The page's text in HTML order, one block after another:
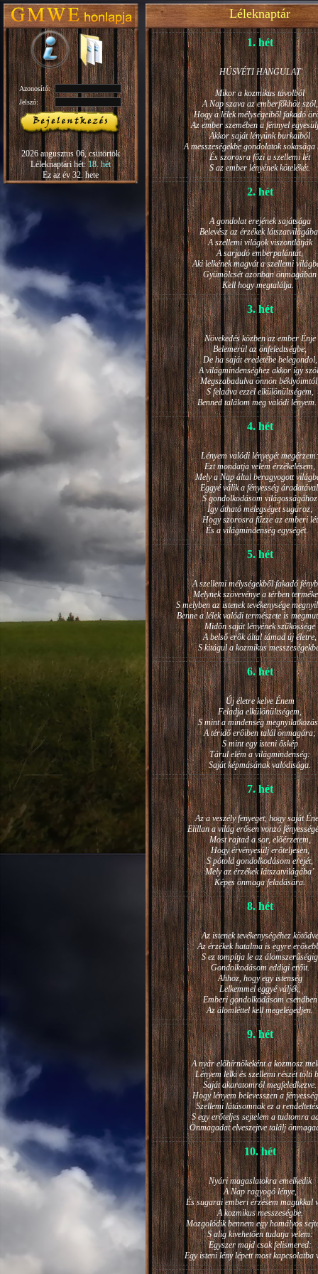
Azonosító:
Jelszó:
2026 augusztus 06, csütörtök
Léleknaptári hét:18. hét
Ez az év 32. hete
Léleknaptár
1. hét
HÚSVÉTI HANGULAT
Mikor a kozmikus távolból
A Nap szava az emberfőkhöz szól,
Hogy a lélek mélységeiből fakadó
Az ember szemében a fénnyel
Akkor saját lényünk burkaiból
A messzeségekbe gondolatok sokasága
És szorosra főzi a szellemi lét
S az ember lényének kötelékét.
2. hét
A gondolat erejének sajátsága
Belevész az érzékek
A szellemi világok viszontlátják
A sarjadó emberpalántát,
Aki lelkének magvát a szellemi
Gyümölcsét azonban önmagában
Kell hogy megtalálja.
3. hét
Növekedés közben az ember Énje
Belemerül az önfeledtségbe,
De ha saját eredetébe belegondol,
A világmindenséghez akkor így
Megszabadulva önnön
S feladva ezzel elkülönültségem,
Benned találom meg valódi
4. hét
Lényem valódi lényegét megérzem:
Ezt mondatja velem érzékelésem,
Mely a Nap által beragyogott
Eggyé válik a fényesség
S gondolkodásom világosságához
Így átható melegséget sugároz,
Hogy szorosra fűzze az emberi lét
És a világmindenség egységét.
5. hét
A szellemi mélységekből fakadó
Melynek szövevénye a térben
S melyben az istenek tevékenysége
Benne a lélek valódi természete is
Midőn saját lényének szűkössége
A belső erők által támad új életre,
S kitágul a kozmikus
6. hét
Új életre kelve Énem
Feladja elkülönültségem,
S mint a mindenség
A téridő erőiben talál önmagára;
S mint egy isteni őskép
Tárul elém a világmindenség:
Saját képmásának valódisága.
7. hét
Az a veszély fenyeget, hogy saját
Elillan a világ erősen vonzó
Most rajtad a sor, előérzetem,
Hogy érvényesülj erőteljesen,
S pótold gondolkodásom erejét,
Mely az érzékek látszatvilágába’
Képes önmaga feladására.
8. hét
Az istenek tevékenységéhez kötődve
Az érzékek hatalma is egyre
S ez tompítja le az álomszerűségig
Gondolkodásom eddigi erőit.
Ahhoz, hogy egy istenség
Lelkemmel eggyé váljék,
Emberi gondolkodásom csendben
Az álomléttel kell megelégedjen.
9. hét
A nyár előhírnökeként a kozmosz
Lényem lelki és szellemi részét tölti
Saját akaratomról megfeledkezve.
Hogy lényem belevesszen a
Szellemi látásomnak ez a
S egy erőteljes sejtelem a tudtomra
Önmagadat elveszejtve találj
10. hét
Nyári magaslatokra emelkedik
A Nap ragyogó lénye,
És sugarai emberi érzésem magukkal
A kozmikus messzeségbe.
Mozgolódik bennem egy homályos
S alig kivehetően tudatja velem:
Egyszer majd csak felismered:
Egy isteni lény lépett most kapcsolatba